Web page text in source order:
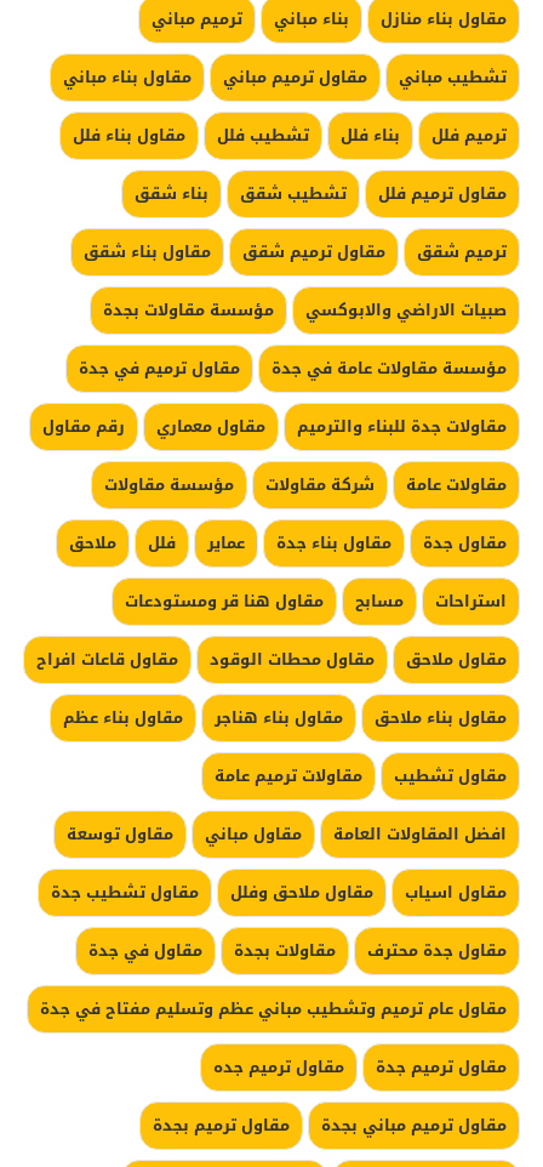
مقاول بناء منازل بناء مباني
ترميم مباني
تشطيب مباني
مقاول ترميم مباني
مقاول بناء مباني
ترميم فلل
بناء فلل تشطيب فلل
مقاول بناء فلل
مقاول ترميم فلل
تشطيب شقق
بناء شقق
ترميم شقق
مقاول ترميم شقق
مقاول بناء شقق
صبيات الاراضي والابوكسي
مؤسسة مقاولات بجدة
مؤسسة مقاولات عامة في جدة
مقاول ترميم في جدة
مقاولات جدة للبناء والترميم
مقاول معماري
رقم مقاول
مقاولات عامة
شركة مقاولات
مؤسسة مقاولات
مقاول جدة
مقاول بناء جدة عماير فلل
ملاحق
استراحات
مسابح
مقاول هنا قر ومستودعات
مقاول ملاحق
مقاول محطات الوقود
مقاول قاعات افراح
مقاول بناء ملاحق
مقاول بناء هناجر
مقاول بناء عظم
مقاول تشطيب
مقاولات ترميم عامة
افضل المقاولات العامة
مقاول مباني
مقاول توسعة
مقاول اسياب
مقاول ملاحق وفلل
مقاول تشطيب جدة
مقاول جدة محترف
مقاولات بجدة
مقاول في جدة
مقاول عام ترميم وتشطيب مباني عظم وتسليم مفتاح في جدة
مقاول ترميم جدة
مقاول ترميم جده
مقاول ترميم مباني بجدة
مقاول ترميم بجدة